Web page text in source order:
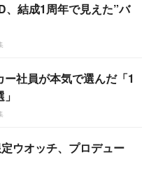
、結成1周年で見えた”バ
社員が本気で選んだ「1
定ウオッチ、プロデュー